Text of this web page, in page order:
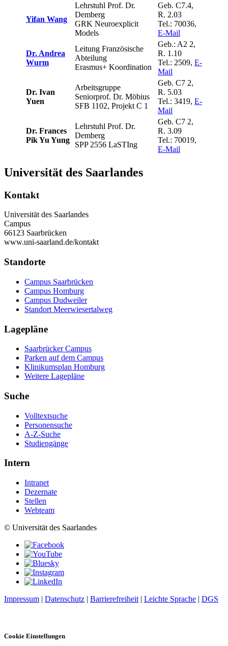
Yifan Wang
Lehrstuhl Prof. Dr.
Demberg
GRK Neuroexplicit
Models
Geb. C7.4,
R. 2.03
Tel.: 70036,
E-Mail
Dr. Andrea
Wurm
Leitung Französische
Abteilung
Erasmus+ Koordination
Geb.: A2 2,
R. 1.10
Tel.: 2509, E-
Mail
Dr. Ivan
Yuen
Arbeitsgruppe
Seniorprof. Dr. Möbius
SFB 1102, Projekt C 1
Geb. C7 2,
R. 5.03
Tel.: 3419, E-
Mail
Dr. Frances
Pik Yu Yung
Lehrstuhl Prof. Dr.
Demberg
SPP 2556 LaSTIng
Geb. C7 2,
R. 3.09
Tel.: 70019,
E-Mail
Universität des Saarlandes
Kontakt
Universität des Saarlandes
Campus
66123 Saarbrücken
www.uni-saarland.de/kontakt
Standorte
Campus Saarbrücken
Campus Homburg
Campus Dudweiler
Standort Meerwiesertalweg
Lagepläne
Saarbrücker Campus
Parken auf dem Campus
Klinikumsplan Homburg
Weitere Lagepläne
Suche
Volltextsuche
Personensuche
A-Z-Suche
Studiengänge
Intern
Intranet
Dezernate
Stellen
Webteam
© Universität des Saarlandes
Impressum | Datenschutz | Barrierefreiheit | Leichte Sprache | DGS
Cookie Einstellungen